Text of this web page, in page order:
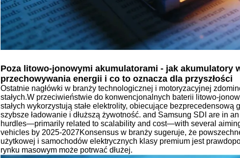
Poza litowo-jonowymi akumulatorami - jak akumulatory
przechowywania energii i co to oznacza dla przyszłości
Ostatnie nagłówki w branży technologicznej i motoryzacyjnej
stałych.W przeciwieństwie do konwencjonalnych baterii litowo-
stałych wykorzystują stałe elektrolity, obiecujące
szybsze ładowanie i dłuższą żywotność. and Samsung SDI are in
hurdles—primarily related to scalability and cost—with several
vehicles by 2025-2027Konsensus w branży sugeruje, że
użytkowej i samochodów elektrycznych klasy premium jest
rynku masowym może potrwać dłużej.